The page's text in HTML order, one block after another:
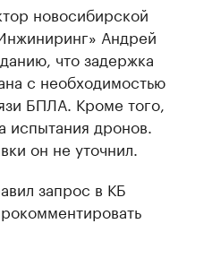
новосибирской
Андрей
что задержка
с необходимостью
БПЛА. Кроме того,
дронов.
он не уточнил.
запрос в КБ